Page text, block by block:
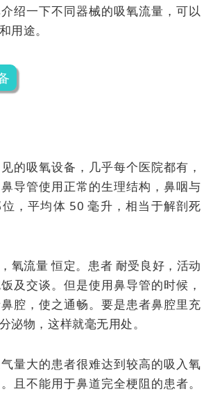
绍一下不同器械的吸氧流量，可以
用途。
的吸氧设备，几乎每个医院都有，
鼻导管使用正常的生理结构，鼻咽与
，平均体 50 毫升，相当于解剖死
氧流量恒定。患者 耐受良好，活动
及交谈。但是使用鼻导管的时候，
腔，使之通畅。要是患者鼻腔里充
泌物，这样就毫无用处。
量大的患者很难达到较高的吸入氧
且不能用于鼻道完全梗阻的患者。